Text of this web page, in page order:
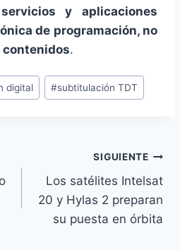
y aplicaciones
de programación, no
contenidos.
digital #subtitulación TDT
SIGUIENTE
Los satélites Intelsat
20 y Hylas 2 preparan
su puesta en órbita